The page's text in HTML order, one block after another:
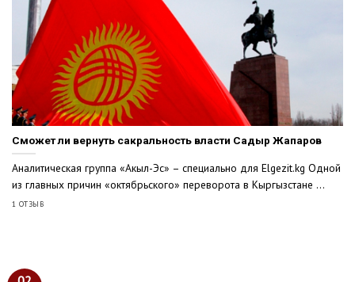
Сможет ли вернуть сакральность власти Садыр Жапаров
Аналитическая группа «Акыл-Эс» – специально для Elgezit.kg Одной
из главных причин «октябрьского» переворота в Кыргызстане ...
1 ОТЗЫВ